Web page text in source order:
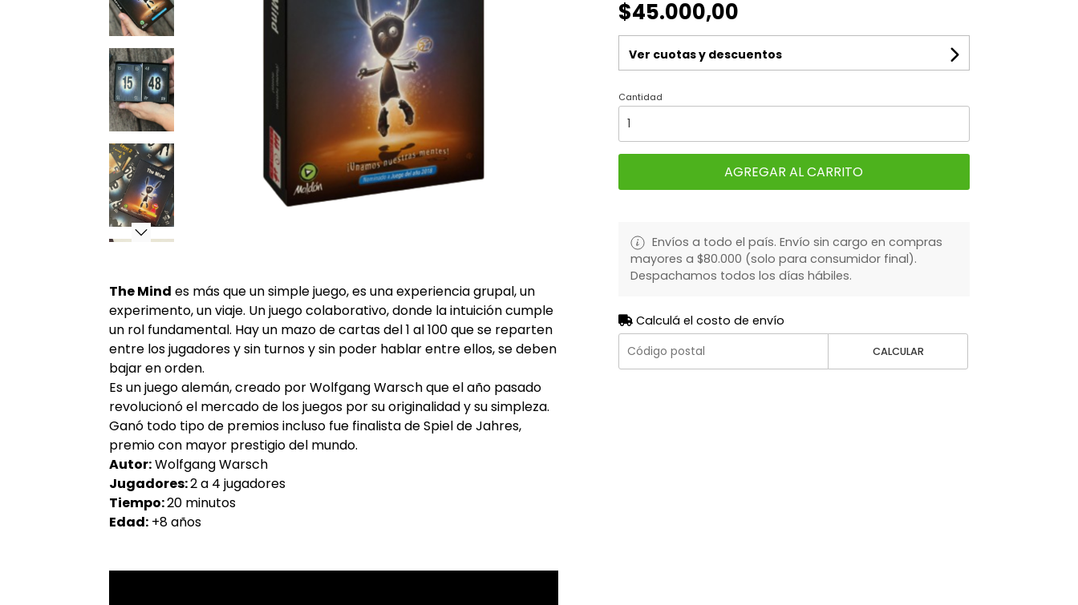
The Mind es más que un simple juego, es una experiencia grupal, un
experimento, un viaje. Un juego colaborativo, donde la intuición cumple
un rol fundamental. Hay un mazo de cartas del 1 al 100 que se reparten
entre los jugadores y sin turnos y sin poder hablar entre ellos, se deben
bajar en orden.
Es un juego alemán, creado por Wolfgang Warsch que el año pasado
revolucionó el mercado de los juegos por su originalidad y su simpleza.
Ganó todo tipo de premios incluso fue finalista de Spiel de Jahres,
premio con mayor prestigio del mundo.
Autor:Wolfgang Warsch
Jugadores:2 a 4 jugadores
Tiempo:20 minutos
Edad:+8 años
$45.000,00
Ver cuotas y descuentos
Cantidad
AGREGAR AL CARRITO
Envíos a todo el país. Envío sin cargo en compras
mayores a $80.000 (solo para consumidor final).
Despachamos todos los días hábiles.
Calculá el costo de envío
CALCULAR